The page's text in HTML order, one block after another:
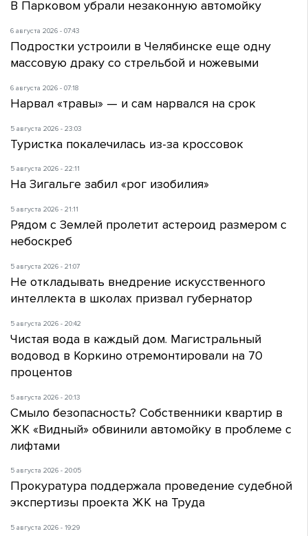
В Парковом убрали незаконную автомойку
6 августа 2026 - 07:43
Подростки устроили в Челябинске еще одну
массовую драку со стрельбой и ножевыми
6 августа 2026 - 07:18
Нарвал «травы» — и сам нарвался на срок
5 августа 2026 - 23:03
Туристка покалечилась из-за кроссовок
5 августа 2026 - 22:11
На Зигальге забил «рог изобилия»
5 августа 2026 - 21:11
Рядом с Землей пролетит астероид размером с
небоскреб
5 августа 2026 - 21:07
Не откладывать внедрение искусственного
интеллекта в школах призвал губернатор
5 августа 2026 - 20:42
Чистая вода в каждый дом. Магистральный
водовод в Коркино отремонтировали на 70
процентов
5 августа 2026 - 20:13
Смыло безопасность? Собственники квартир в
ЖК «Видный» обвинили автомойку в проблеме с
лифтами
5 августа 2026 - 20:05
Прокуратура поддержала проведение судебной
экспертизы проекта ЖК на Труда
5 августа 2026 - 19:29